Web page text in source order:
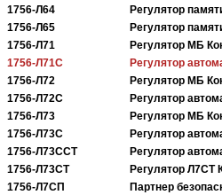
1756-Л64
Регулятор
1756-Л65
Регулятор
1756-Л71
Регулятор МБ
1756-Л71С
Регулятор
1756-Л72
Регулятор МБ
1756-Л72С
Регулятор
1756-Л73
Регулятор МБ
1756-Л73С
Регулятор
1756-Л73ССТ
Регулятор
1756-Л73СТ
Регулятор Л7СТ
1756-Л7СП
Партнер